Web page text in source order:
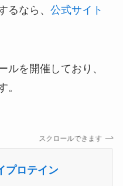
るなら、 公式サイト
ルを開催しており、
。
スクロールできます
プロテイン